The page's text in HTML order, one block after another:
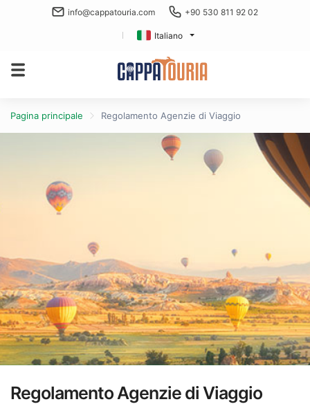
info@cappatouria.com +90 530 811 92 02
Italiano
Pagina principale Regolamento Agenzie di Viaggio
Regolamento Agenzie di Viaggio